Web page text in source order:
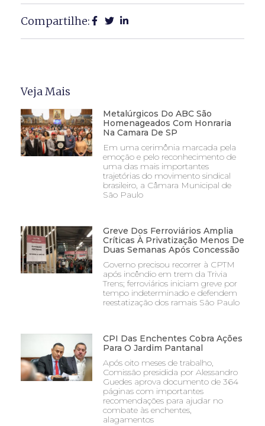
Compartilhe:
Veja Mais
Metalúrgicos Do ABC São
Homenageados Com Honraria
Na Camara De SP
Em uma cerimônia marcada pela
emoção e pelo reconhecimento de
uma das mais importantes
trajetórias do movimento sindical
brasileiro, a Câmara Municipal de
São Paulo
Greve Dos Ferroviários Amplia
Críticas À Privatização Menos De
Duas Semanas Após Concessão
Governo precisou recorrer à CPTM
após incêndio em trem da Trivia
Trens; ferroviários iniciam greve por
tempo indeterminado e defendem
reestatização dos ramais São Paulo
CPI Das Enchentes Cobra Ações
Para O Jardim Pantanal
Após oito meses de trabalho,
Comissão presidida por Alessandro
Guedes aprova documento de 364
páginas com importantes
recomendações para ajudar no
combate às enchentes,
alagamentos